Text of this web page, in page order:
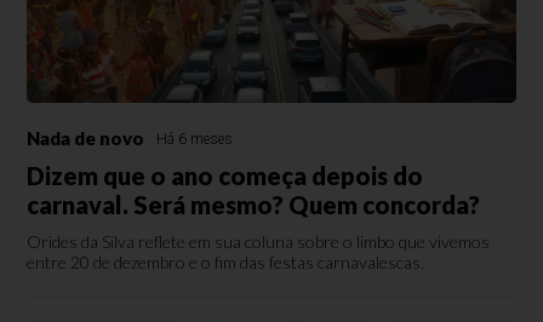
Nada de novo Há 6 meses
Dizem que o ano começa depois do
carnaval. Será mesmo? Quem concorda?
Orides da Silva reflete em sua coluna sobre o limbo que vivemos
entre 20 de dezembro e o fim das festas carnavalescas.